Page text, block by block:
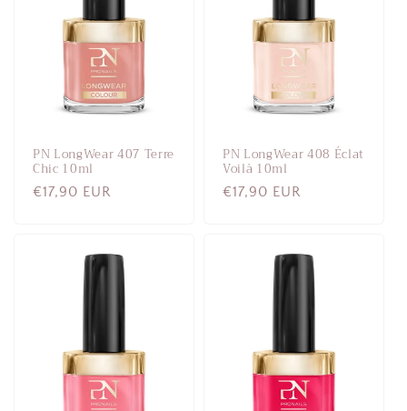
PN LongWear 407 Terre
Chic 10ml
Normaalihinta
€17,90 EUR
PN LongWear 408 Éclat
Voilà 10ml
Normaalihinta
€17,90 EUR